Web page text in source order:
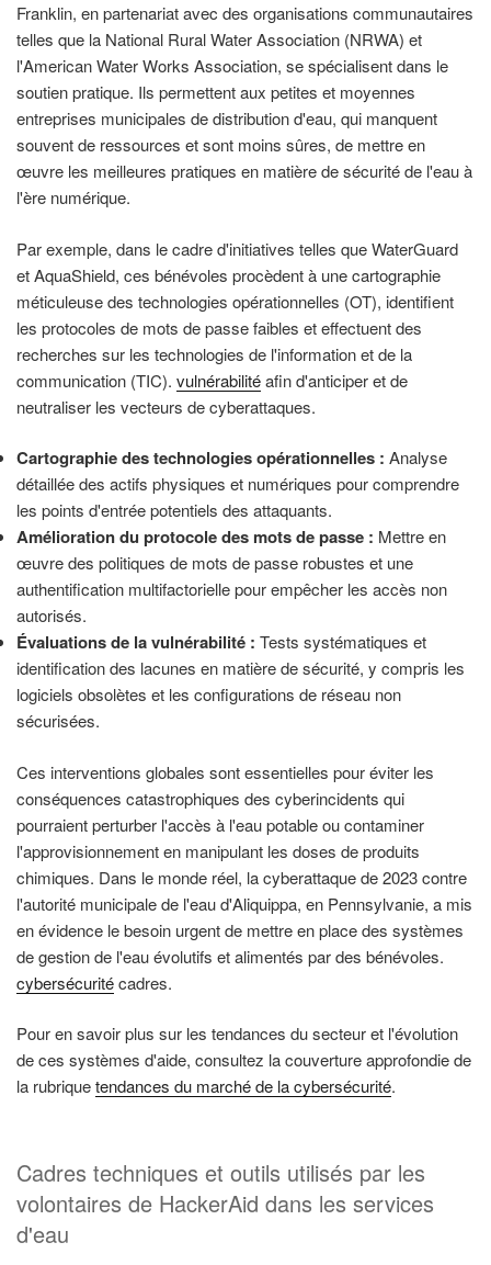
Franklin, en partenariat avec des organisations communautaires
telles que la National Rural Water Association (NRWA) et
l'American Water Works Association, se spécialisent dans le
soutien pratique. Ils permettent aux petites et moyennes
entreprises municipales de distribution d'eau, qui manquent
souvent de ressources et sont moins sûres, de mettre en
œuvre les meilleures pratiques en matière de sécurité de l'eau à
l'ère numérique.
Par exemple, dans le cadre d'initiatives telles que WaterGuard
et AquaShield, ces bénévoles procèdent à une cartographie
méticuleuse des technologies opérationnelles (OT), identifient
les protocoles de mots de passe faibles et effectuent des
recherches sur les technologies de l'information et de la
communication (TIC). vulnérabilitéafin d'anticiper et de
neutraliser les vecteurs de cyberattaques.
Cartographie des technologies opérationnelles : Analyse
détaillée des actifs physiques et numériques pour comprendre
les points d'entrée potentiels des attaquants.
Amélioration du protocole des mots de passe : Mettre en
œuvre des politiques de mots de passe robustes et une
authentification multifactorielle pour empêcher les accès non
autorisés.
Évaluations de la vulnérabilité : Tests systématiques et
identification des lacunes en matière de sécurité, y compris les
logiciels obsolètes et les configurations de réseau non
sécurisées.
Ces interventions globales sont essentielles pour éviter les
conséquences catastrophiques des cyberincidents qui
pourraient perturber l'accès à l'eau potable ou contaminer
l'approvisionnement en manipulant les doses de produits
chimiques. Dans le monde réel, la cyberattaque de 2023 contre
l'autorité municipale de l'eau d'Aliquippa, en Pennsylvanie, a mis
en évidence le besoin urgent de mettre en place des systèmes
de gestion de l'eau évolutifs et alimentés par des bénévoles.
cybersécuritécadres.
Pour en savoir plus sur les tendances du secteur et l'évolution
de ces systèmes d'aide, consultez la couverture approfondie de
la rubriquetendances du marché de la cybersécurité.
Cadres techniques et outils utilisés par les
volontaires de HackerAid dans les services
d'eau